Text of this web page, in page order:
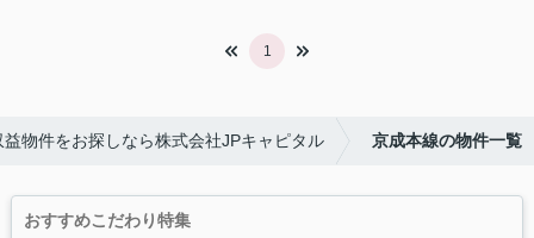
1
物件をお探しなら株式会社JPキャピタル 京成本線の物件一覧
おすすめこだわり特集